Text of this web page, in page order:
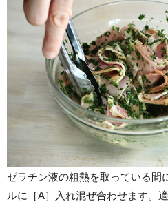
ゼラチン液の粗熱を取っている間
ルに［A］入れ混ぜ合わせます。